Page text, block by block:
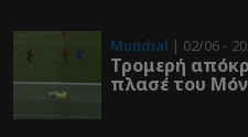
Mundial | 02/06 -
Τρομερή
πλασέ του